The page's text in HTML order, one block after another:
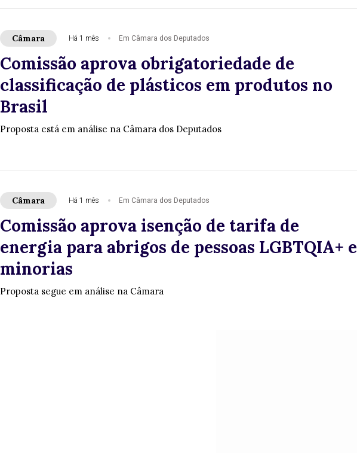
Câmara Há 1 mês Em Câmara dos Deputados
Comissão aprova obrigatoriedade de
classificação de plásticos em produtos no
Brasil
Proposta está em análise na Câmara dos Deputados
Câmara Há 1 mês Em Câmara dos Deputados
Comissão aprova isenção de tarifa de
energia para abrigos de pessoas LGBTQIA+ e
minorias
Proposta segue em análise na Câmara